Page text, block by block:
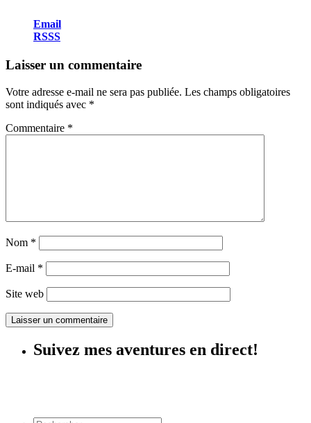
Email
RSSS
Laisser un commentaire
Votre adresse e-mail ne sera pas publiée. Les champs obligatoires
sont indiqués avec *
Commentaire *
Nom *
E-mail *
Site web
Suivez mes aventures en direct!